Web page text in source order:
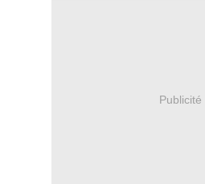
Publicité